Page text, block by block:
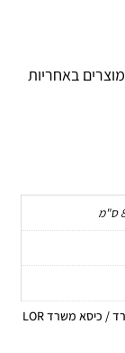
/ כיסא משרד LOR
מוצרים באחריות